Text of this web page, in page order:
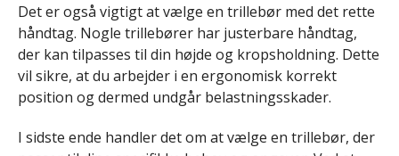
Det er også vigtigt at vælge en trillebør med det rette
håndtag. Nogle trillebører har justerbare håndtag,
der kan tilpasses til din højde og kropsholdning. Dette
vil sikre, at du arbejder i en ergonomisk korrekt
position og dermed undgår belastningsskader.
I sidste ende handler det om at vælge en trillebør, der